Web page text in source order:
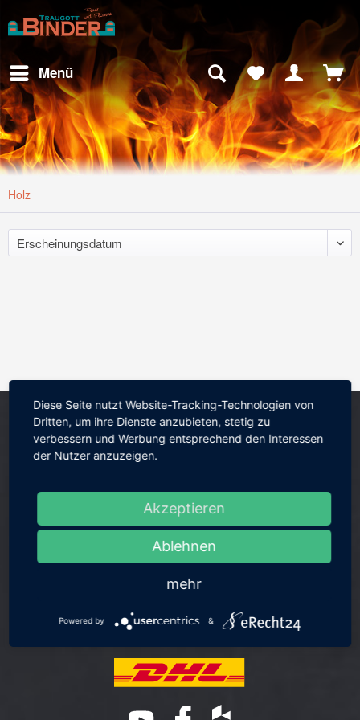
Menü
Holz
Diese Seite nutzt Website-Tracking-Technologien von
Dritten, um ihre Dienste anzubieten, stetig zu
verbessern und Werbung entsprechend den Interessen
der Nutzer anzuzeigen.
Akzeptieren
Ablehnen
mehr
Powered by &